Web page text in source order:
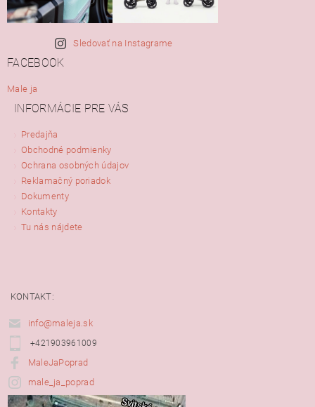
Sledovať na Instagrame
FACEBOOK
Male ja
INFORMÁCIE PRE VÁS
Predajňa
Obchodné podmienky
Ochrana osobných údajov
Reklamačný poriadok
Dokumenty
Kontakty
Tu nás nájdete
KONTAKT:
info@maleja.sk
+421903961009
MaleJaPoprad
male_ja_poprad